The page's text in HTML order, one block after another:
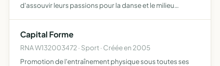
d'assouvir leurs passions pour la danse et le milieu
Capital Forme
RNA W132003472 · Sport · Créée en 2005
Promotion de l'entraînement physique sous toutes ses